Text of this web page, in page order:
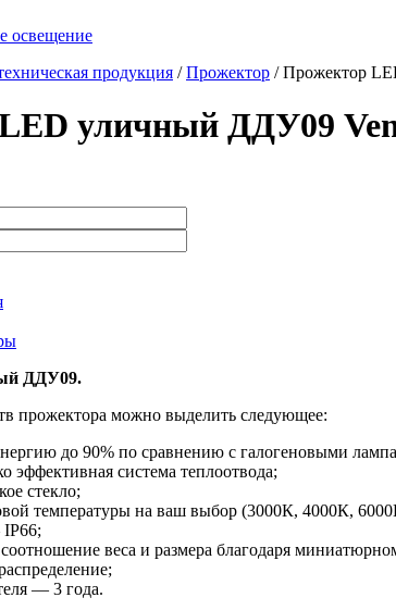
освещение
продукция /Прожектор /Прожектор
уличный ДДУ09
ДДУ09.
прожектора можно выделить следующее:
до 90% по сравнению с галогеновыми
эффективная система теплоотвода;
стекло;
температуры на ваш выбор (3000К, 4000К,
веса и размера благодаря
— 3 года.